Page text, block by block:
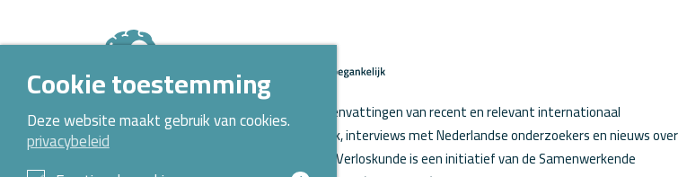
Op Kennispoort Verloskunde vind je samenvattingen van recent en relevant internationaal
verloskundig wetenschappelijk onderzoek, interviews met Nederlandse onderzoekers en nieuws over
o.a. aanstaande promoties. Kennispoort Verloskunde is een initiatief van de Samenwerkende
Cookie toestemming
Deze website maakt gebruik van cookies.
privacybeleid